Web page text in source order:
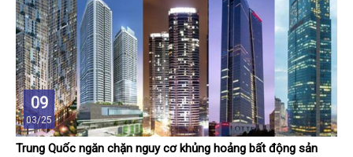
09
03/25
Trung Quốc ngăn chặn nguy cơ khủng hoảng bất động sản